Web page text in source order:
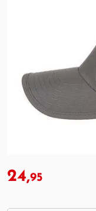
24,95